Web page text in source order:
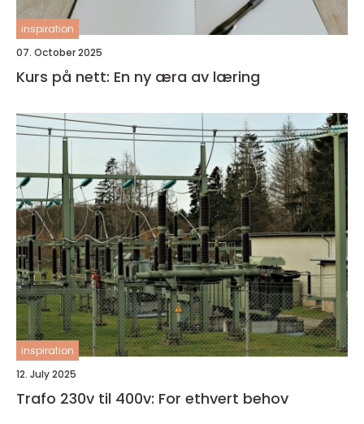
inspiration
07. October 2025
Kurs på nett: En ny æra av læring
inspiration
12. July 2025
Trafo 230v til 400v: For ethvert behov